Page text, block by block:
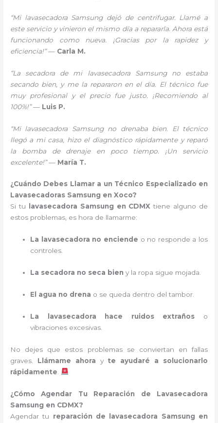
“Mi lavasecadora Samsung dejó de centrifugar. Llamé a
este servicio y vinieron el mismo día a repararla. Ahora está
funcionando como nueva. ¡Gracias por la rapidez y
eficiencia!”— Carla M.
“La secadora de mi lavasecadora Samsung no estaba
secando bien, y me la repararon en el día. El técnico fue
muy profesional y el precio fue justo. ¡Recomiendo al
100%!”— Luis P.
“Mi lavasecadora Samsung no drenaba bien. El técnico
llegó a mi casa, hizo el diagnóstico rápidamente y reparó
la bomba de drenaje en poco tiempo. ¡Un servicio
excelente!”— María T.
¿Cuándo Debes Llamar a un Técnico Especializado en
Lavasecadoras Samsung en Xoco?
Si tu
lavasecadora Samsung en CDMX tiene alguno de
estos problemas, es hora de llamarme:
La lavasecadora no enciende o no responde a los
controles.
La secadora no seca bien y la ropa sigue mojada.
El agua no drena o se queda dentro del tambor.
La lavasecadora hace ruidos extraños o
vibraciones excesivas.
No dejes que estos problemas se conviertan en fallas
graves. Llámame ahora y te ayudaré a solucionarlo
rápidamente
¿Cómo Agendar Tu Reparación de Lavasecadora
Samsung en CDMX?
Agendar tu reparación de lavasecadora Samsung en